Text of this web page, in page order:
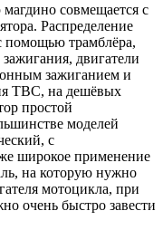
совмещается с
Распределение
помощью трамблёра,
двигатели
зажиганием и
ТВС, на дешёвых
простой
моделей
с
широкое применение
на которую нужно
мотоцикла, при
очень быстро завести